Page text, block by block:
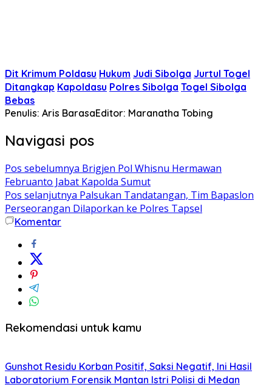
Dit Krimum Poldasu Hukum Judi Sibolga Jurtul Togel
Ditangkap Kapoldasu Polres Sibolga Togel Sibolga
Bebas
Penulis: Aris BarasaEditor: Maranatha Tobing
Navigasi pos
Pos sebelumnya Brigjen Pol Whisnu Hermawan
Februanto Jabat Kapolda Sumut
Pos selanjutnya Palsukan Tandatangan, Tim Bapaslon
Perseorangan Dilaporkan ke Polres Tapsel
Komentar
Rekomendasi untuk kamu
Gunshot Residu Korban Positif, Saksi Negatif, Ini Hasil
Laboratorium Forensik Mantan Istri Polisi di Medan